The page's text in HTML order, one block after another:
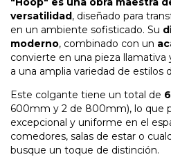
versatilidad, diseñado para
en un ambiente sofisticado. Su
moderno, combinado con un
convierte en una pieza llamativa
a una amplia variedad de estilos
Este colgante tiene un total de
600mm y 2 de 800mm), lo que
excepcional y uniforme en el
comedores, salas de estar o
busque un toque de distinción.